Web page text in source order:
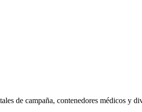
de campaña, contenedores médicos y